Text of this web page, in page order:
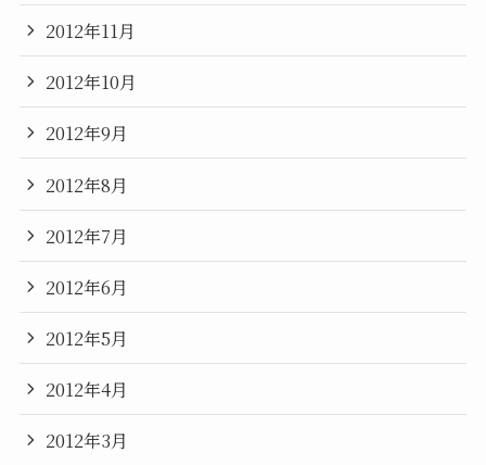
2012年11月
2012年10月
2012年9月
2012年8月
2012年7月
2012年6月
2012年5月
2012年4月
2012年3月